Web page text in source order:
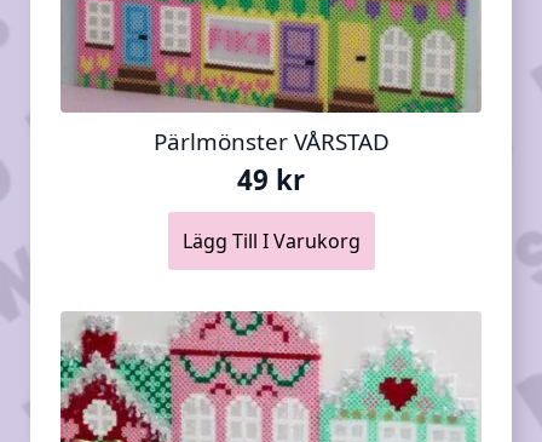
Pärlmönster VÅRSTAD
49 kr
Lägg Till I Varukorg